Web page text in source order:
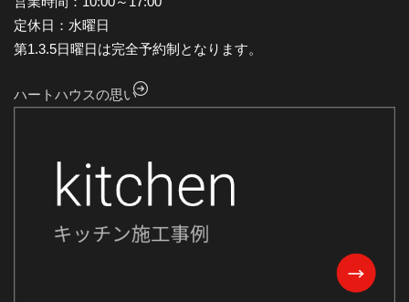
2024年7月
2024年6月
2024年4月
2024年2月
2024年1月
2023年12月
定休日：水曜日
第1.3.5日曜日は完全予約制となります。
ハートハウスの思い